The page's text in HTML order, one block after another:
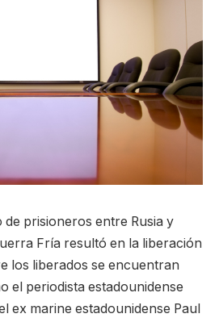
de prisioneros entre Rusia y
Fría resultó en la liberación
los liberados se encuentran
el periodista estadounidense
ex marine estadounidense Paul